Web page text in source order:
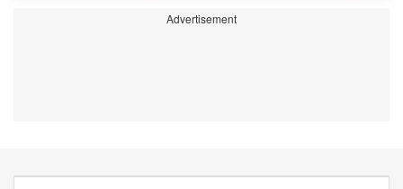
Advertisement